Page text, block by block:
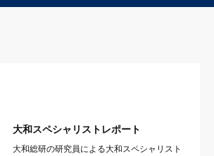
大和スペシャリストレポート
大和総研の研究員による大和スペシャリスト